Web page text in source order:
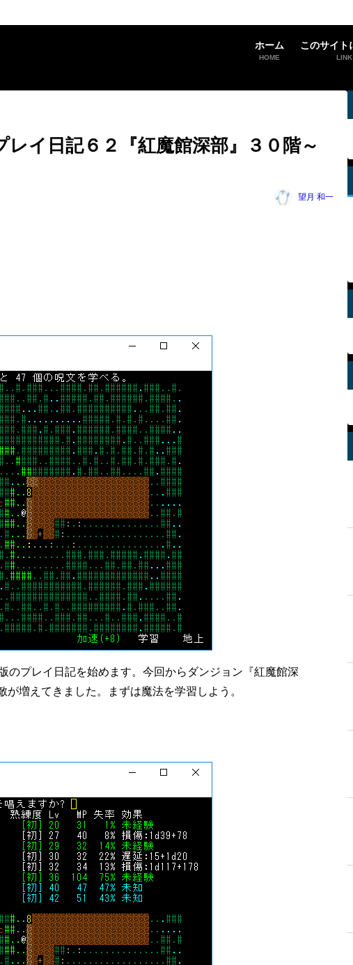
ホーム
HOME
このサイト
LINK
イ日記６２『紅魔館深部』３０階～
望月 和一
のプレイ日記を始めます。今回からダンジョン『紅魔館深
増えてきました。まずは魔法を学習しよう。